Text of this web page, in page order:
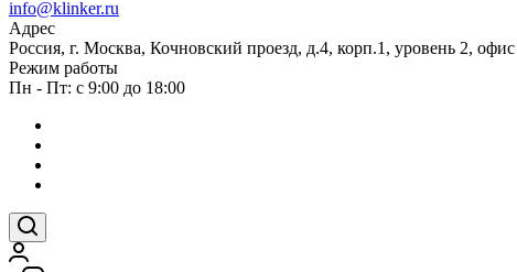
info@klinker.ru
Адрес
Россия, г. Москва, Кочновский проезд, д.4, корп.1, уровень 2,
Режим работы
Пн - Пт: с 9:00 до 18:00